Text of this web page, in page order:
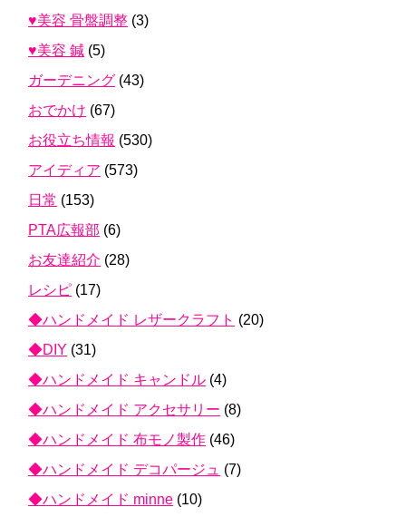
♥美容 骨盤調整 (3)
♥美容 鍼 (5)
ガーデニング (43)
おでかけ (67)
お役立ち情報 (530)
アイディア (573)
日常 (153)
PTA広報部 (6)
お友達紹介 (28)
レシピ (17)
◆ハンドメイド レザークラフト (20)
◆DIY (31)
◆ハンドメイド キャンドル (4)
◆ハンドメイド アクセサリー (8)
◆ハンドメイド 布モノ製作 (46)
◆ハンドメイド デコパージュ (7)
◆ハンドメイド minne (10)